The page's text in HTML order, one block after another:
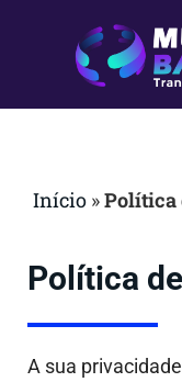
Início »Política
Política
A sua